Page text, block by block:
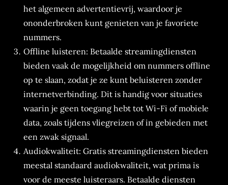
het algemeen advertentievrij, waardoor je
ononderbroken kunt genieten van je favoriete
nummers.
Offline luisteren: Betaalde streamingdiensten
bieden vaak de mogelijkheid om nummers offline
op te slaan, zodat je ze kunt beluisteren zonder
internetverbinding. Dit is handig voor situaties
waarin je geen toegang hebt tot Wi-Fi of mobiele
data, zoals tijdens vliegreizen of in gebieden met
een zwak signaal.
Audiokwaliteit: Gratis streamingdiensten bieden
meestal standaard audiokwaliteit, wat prima is
voor de meeste luisteraars. Betaalde diensten